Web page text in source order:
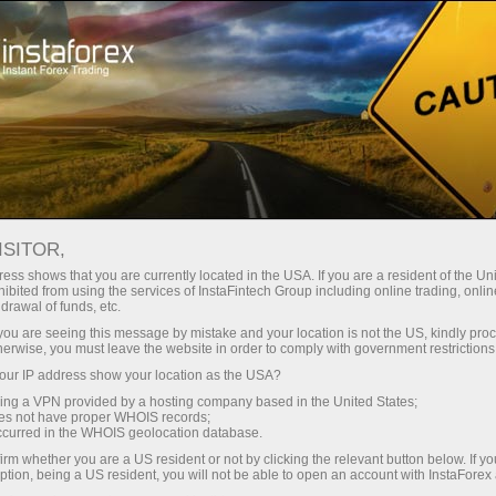
Untuk Trader Syarat Trading
Instrumen Trading
GOLD
GOLD
4313.23 (%) 07 Aug 2026 12:15
Beli
4313.23
4312.43
shows that you are currently located in the USA. If you are a resident of the
from using the services of InstaFintech Group including online trading,
of funds, etc.
are seeing this message by mistake and your location is not the US, kindly
you must leave the website in order to comply with government
IP address show your location as the USA?
a VPN provided by a hosting company based in the United States;
not have proper WHOIS records;
in the WHOIS geolocation database.
whether you are a US resident or not by clicking the relevant button below. If
being a US resident, you will not be able to open an account with InstaForex